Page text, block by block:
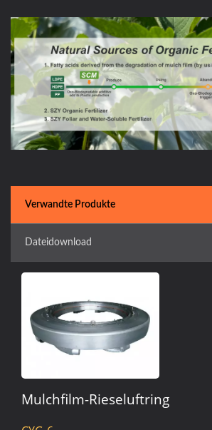
Verwandte Produkte
Dateidownload
Mulchfilm-Rieseluftring